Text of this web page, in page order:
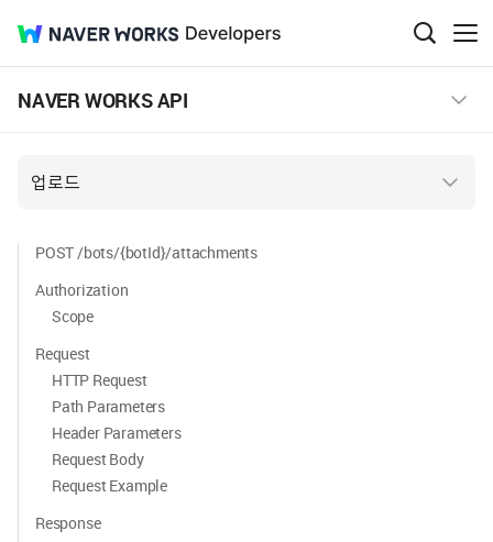
NAVER
WORKS
Developers
검
색
메
뉴
기
NAVER WORKS API
업로드
POST /bots/{botId}/attachments
Authorization
Scope
Request
HTTP Request
Path Parameters
Header Parameters
Request Body
Request Example
Response